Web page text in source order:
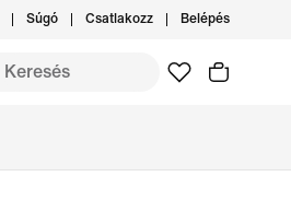
Súgó Csatlakozz Belépés